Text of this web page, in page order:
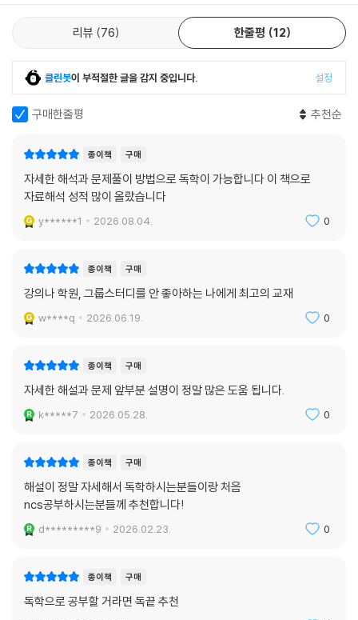
리뷰 76 한줄평 12
클린봇이 부적절한 글을 감지 중입니다. 설정
구매한줄평 추천순
종이책 구매
자세한 해석과 문제풀이 방법으로 독학이 가능합니다 이 책으로
자료해석 성적 많이 올랐습니다
y******1 2026.08.04. 0
종이책 구매
강의나 학원, 그룹스터디를 안 좋아하는 나에게 최고의 교재
w****q 2026.06.19. 0
종이책 구매
자세한 해설과 문제 앞부분 설명이 정말 많은 도움 됩니다.
k*****7 2026.05.28. 0
종이책 구매
해설이 정말 자세해서 독학하시는분들이랑 처음
ncs공부하시는분들께 추천합니다!
d*********9 2026.02.23. 0
종이책 구매
독학으로 공부할 거라면 독끝 추천